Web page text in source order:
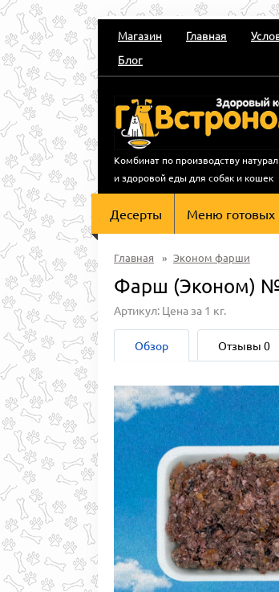
Магазин Главная
Блог
Комбинат по производству
и здоровой еды для собак и кошек
Десерты Меню
Главная » Эконом фарши
Фарш (Эконом)
Артикул: Цена за 1 кг.
Обзор Отзывы 0